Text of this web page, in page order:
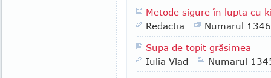
Metode sigure în lupta cu
Redactia
Numarul 1346
Supa de topit grăsimea
Iulia Vlad
Numarul